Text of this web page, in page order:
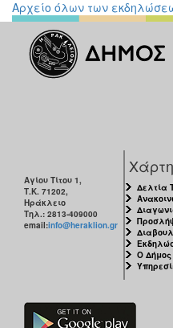
Αρχείο όλων των
Αγίου Τίτου 1,
Τ.Κ. 71202,
Ηράκλειο
Τηλ.: 2813-409000
email:info@heraklion.gr
Δελτία
Ο Δήμος